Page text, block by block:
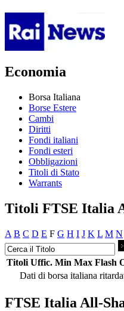
Economia
Borsa Italiana
Borse Estere
Cambi
Diritti
Fondi italiani
Fondi esteri
Obbligazioni
Titoli di Stato
Warrants
Titoli FTSE Italia
A B C D E F G H I J K L M N
Titoli Uffic. Min Max Flash
Dati di borsa italiana
FTSE Italia All-